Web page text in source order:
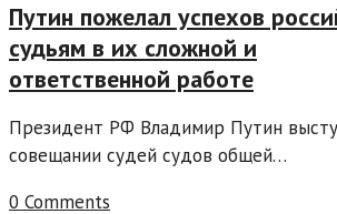
Путин пожелал успехов
судьям в их сложной и
ответственной работе
Президент РФ Владимир Путин
совещании судей судов общей…
0 Comments